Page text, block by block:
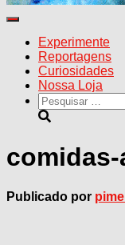
Alternar
navegaçãoExperimente
Reportagens
Curiosidades
Nossa Loja
Pesquisar
por:
Publicado por